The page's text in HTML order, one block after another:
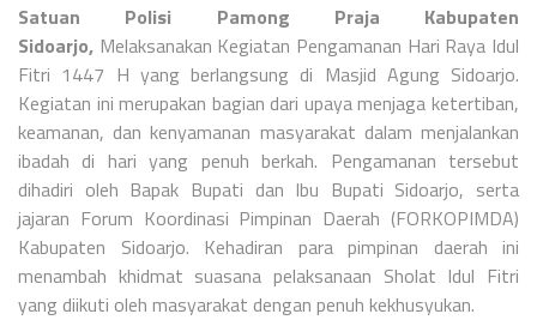
Satuan Polisi Pamong Praja Kabupaten
Sidoarjo, Melaksanakan Kegiatan Pengamanan Hari Raya Idul
Fitri 1447 H yang berlangsung di Masjid Agung Sidoarjo.
Kegiatan ini merupakan bagian dari upaya menjaga ketertiban,
keamanan, dan kenyamanan masyarakat dalam menjalankan
ibadah di hari yang penuh berkah. Pengamanan tersebut
dihadiri oleh Bapak Bupati dan Ibu Bupati Sidoarjo, serta
jajaran Forum Koordinasi Pimpinan Daerah (FORKOPIMDA)
Kabupaten Sidoarjo. Kehadiran para pimpinan daerah ini
menambah khidmat suasana pelaksanaan Sholat Idul Fitri
yang diikuti oleh masyarakat dengan penuh kekhusyukan.